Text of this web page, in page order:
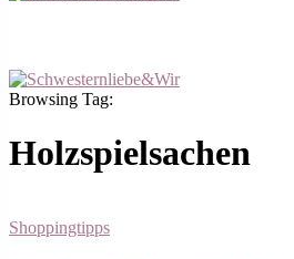
Browsing Tag:
Holzspielsachen
Shoppingtipps